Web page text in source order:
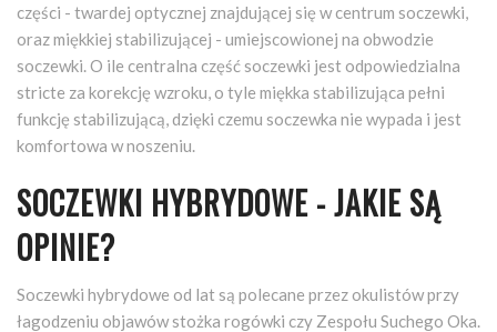
części - twardej optycznej znajdującej się w centrum soczewki,
oraz miękkiej stabilizującej - umiejscowionej na obwodzie
soczewki. O ile centralna część soczewki jest odpowiedzialna
stricte za korekcję wzroku, o tyle miękka stabilizująca pełni
funkcję stabilizującą, dzięki czemu soczewka nie wypada i jest
komfortowa w noszeniu.
SOCZEWKI HYBRYDOWE - JAKIE SĄ
OPINIE?
Soczewki hybrydowe od lat są polecane przez okulistów przy
łagodzeniu objawów stożka rogówki czy Zespołu Suchego Oka.